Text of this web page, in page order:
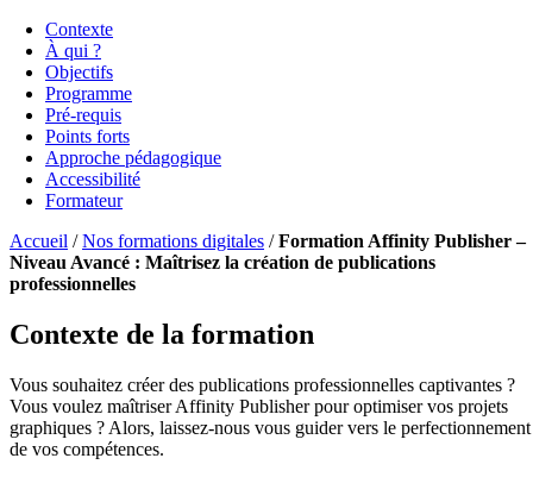
Contexte
À qui ?
Objectifs
Programme
Pré-requis
Points forts
Approche pédagogique
Accessibilité
Formateur
Accueil /Nos formations digitales /Formation Affinity Publisher –
Niveau Avancé : Maîtrisez la création de publications
professionnelles
Contexte de la formation
Vous souhaitez créer des publications professionnelles captivantes ?
Vous voulez maîtriser Affinity Publisher pour optimiser vos projets
graphiques ? Alors, laissez-nous vous guider vers le perfectionnement
de vos compétences.